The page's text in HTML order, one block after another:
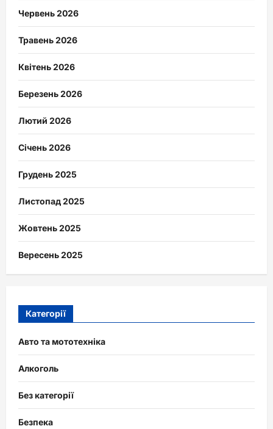
Червень 2026
Травень 2026
Квітень 2026
Березень 2026
Лютий 2026
Січень 2026
Грудень 2025
Листопад 2025
Жовтень 2025
Вересень 2025
Категорії
Авто та мототехніка
Алкоголь
Без категорії
Безпека